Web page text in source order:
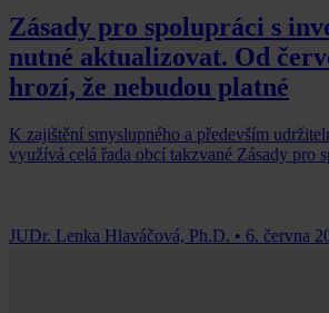
Zásady pro spolupráci s
nutné aktualizovat. Od
hrozí, že nebudou platné
K zajištění smyslupného a především
využívá celá řada obcí takzvané Zásady pro
JUDr. Lenka Hlaváčová, Ph.D. • 6. června